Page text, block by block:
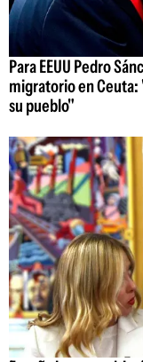
Para EEUU Pedro
migratorio en Ceuta:
su pueblo"